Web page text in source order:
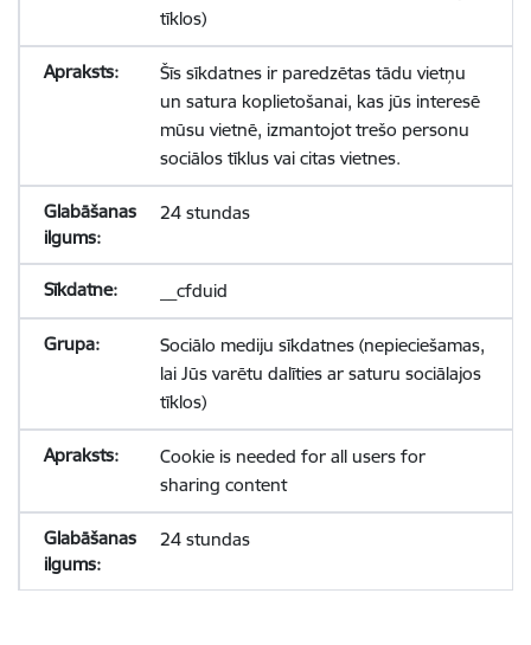
tīklos)
Šīs sīkdatnes ir paredzētas tādu vietņu
un satura koplietošanai, kas jūs interesē
mūsu vietnē, izmantojot trešo personu
sociālos tīklus vai citas vietnes.
24 stundas
__cfduid
Sociālo mediju sīkdatnes (nepieciešamas,
lai Jūs varētu dalīties ar saturu sociālajos
tīklos)
Cookie is needed for all users for
sharing content
24 stundas